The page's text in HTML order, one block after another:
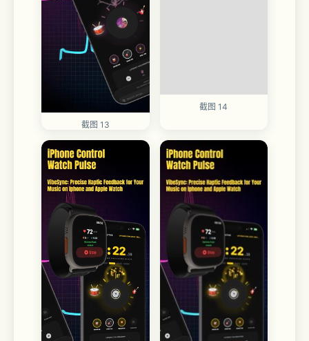
截图 13
截图 14